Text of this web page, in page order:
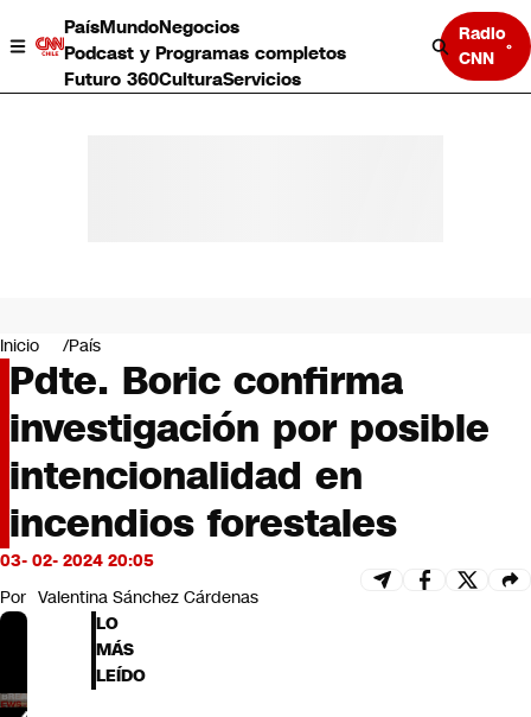
PaísMundoNegocios
Podcast y Programas completos
Futuro 360CulturaServicios
Radio
CNN
Negocios
Deportes
Programas completos
Cultura
Servicios
Bits
CNN tiempo
Futuro 360
Inicio País
Pdte. Boric confirma
investigación por posible
intencionalidad en
incendios forestales
03- 02- 2024 20:05
Por Valentina Sánchez Cárdenas
LO
MÁS
LEÍDO